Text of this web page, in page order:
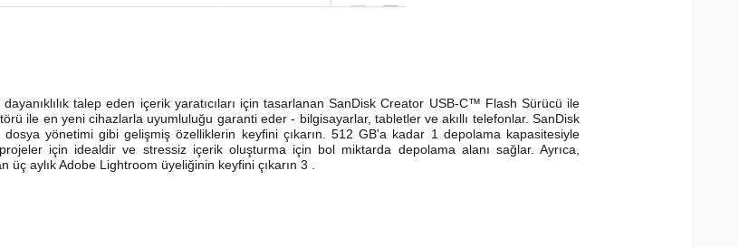
talep eden içerik yaratıcıları için tasarlanan SanDisk Creator USB-C™ Flash Sürücü ile
ile en yeni cihazlarla uyumluluğu garanti eder - bilgisayarlar, tabletler ve akıllı telefonlar. SanDisk
yönetimi gibi gelişmiş özelliklerin keyfini çıkarın. 512 GB'a kadar 1 depolama kapasitesiyle
için idealdir ve stressiz içerik oluşturma için bol miktarda depolama alanı sağlar. Ayrıca,
üç aylık Adobe Lightroom üyeliğinin keyfini çıkarın 3 .